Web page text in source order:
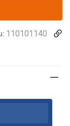
110101140